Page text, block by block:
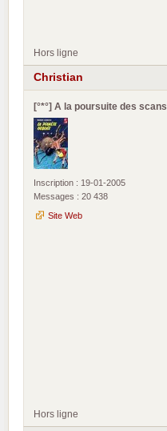
Hors ligne
Christian
[°*°] A la poursuite des scans
Inscription : 19-01-2005
Messages : 20 438
Site Web
Hors ligne